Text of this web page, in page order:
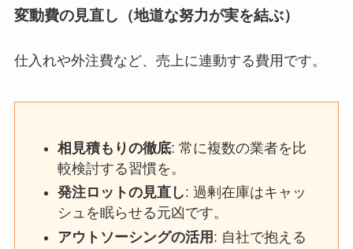
変動費の見直し（地道な努力が実を結ぶ）
仕入れや外注費など、売上に連動する費用です。
相見積もりの徹底: 常に複数の業者を比
較検討する習慣を。
発注ロットの見直し: 過剰在庫はキャッ
シュを眠らせる元凶です。
アウトソーシングの活用 : 自社で抱える